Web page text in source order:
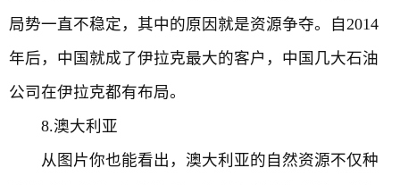
局势一直不稳定，其中的原因就是资源争夺。自2014
年后，中国就成了伊拉克最大的客户，中国几大石油
公司在伊拉克都有布局。
8.澳大利亚
从图片你也能看出，澳大利亚的自然资源不仅种